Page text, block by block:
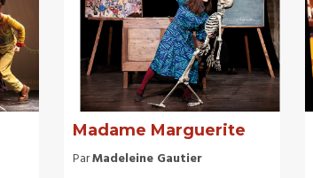
Madame Marguerite
ParMadeleine Gautier